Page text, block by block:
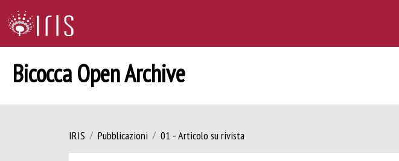
Bicocca Open Archive
IRIS Pubblicazioni 01 - Articolo su rivista